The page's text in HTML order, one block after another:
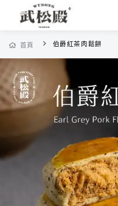
首頁 伯爵紅茶肉鬆餅